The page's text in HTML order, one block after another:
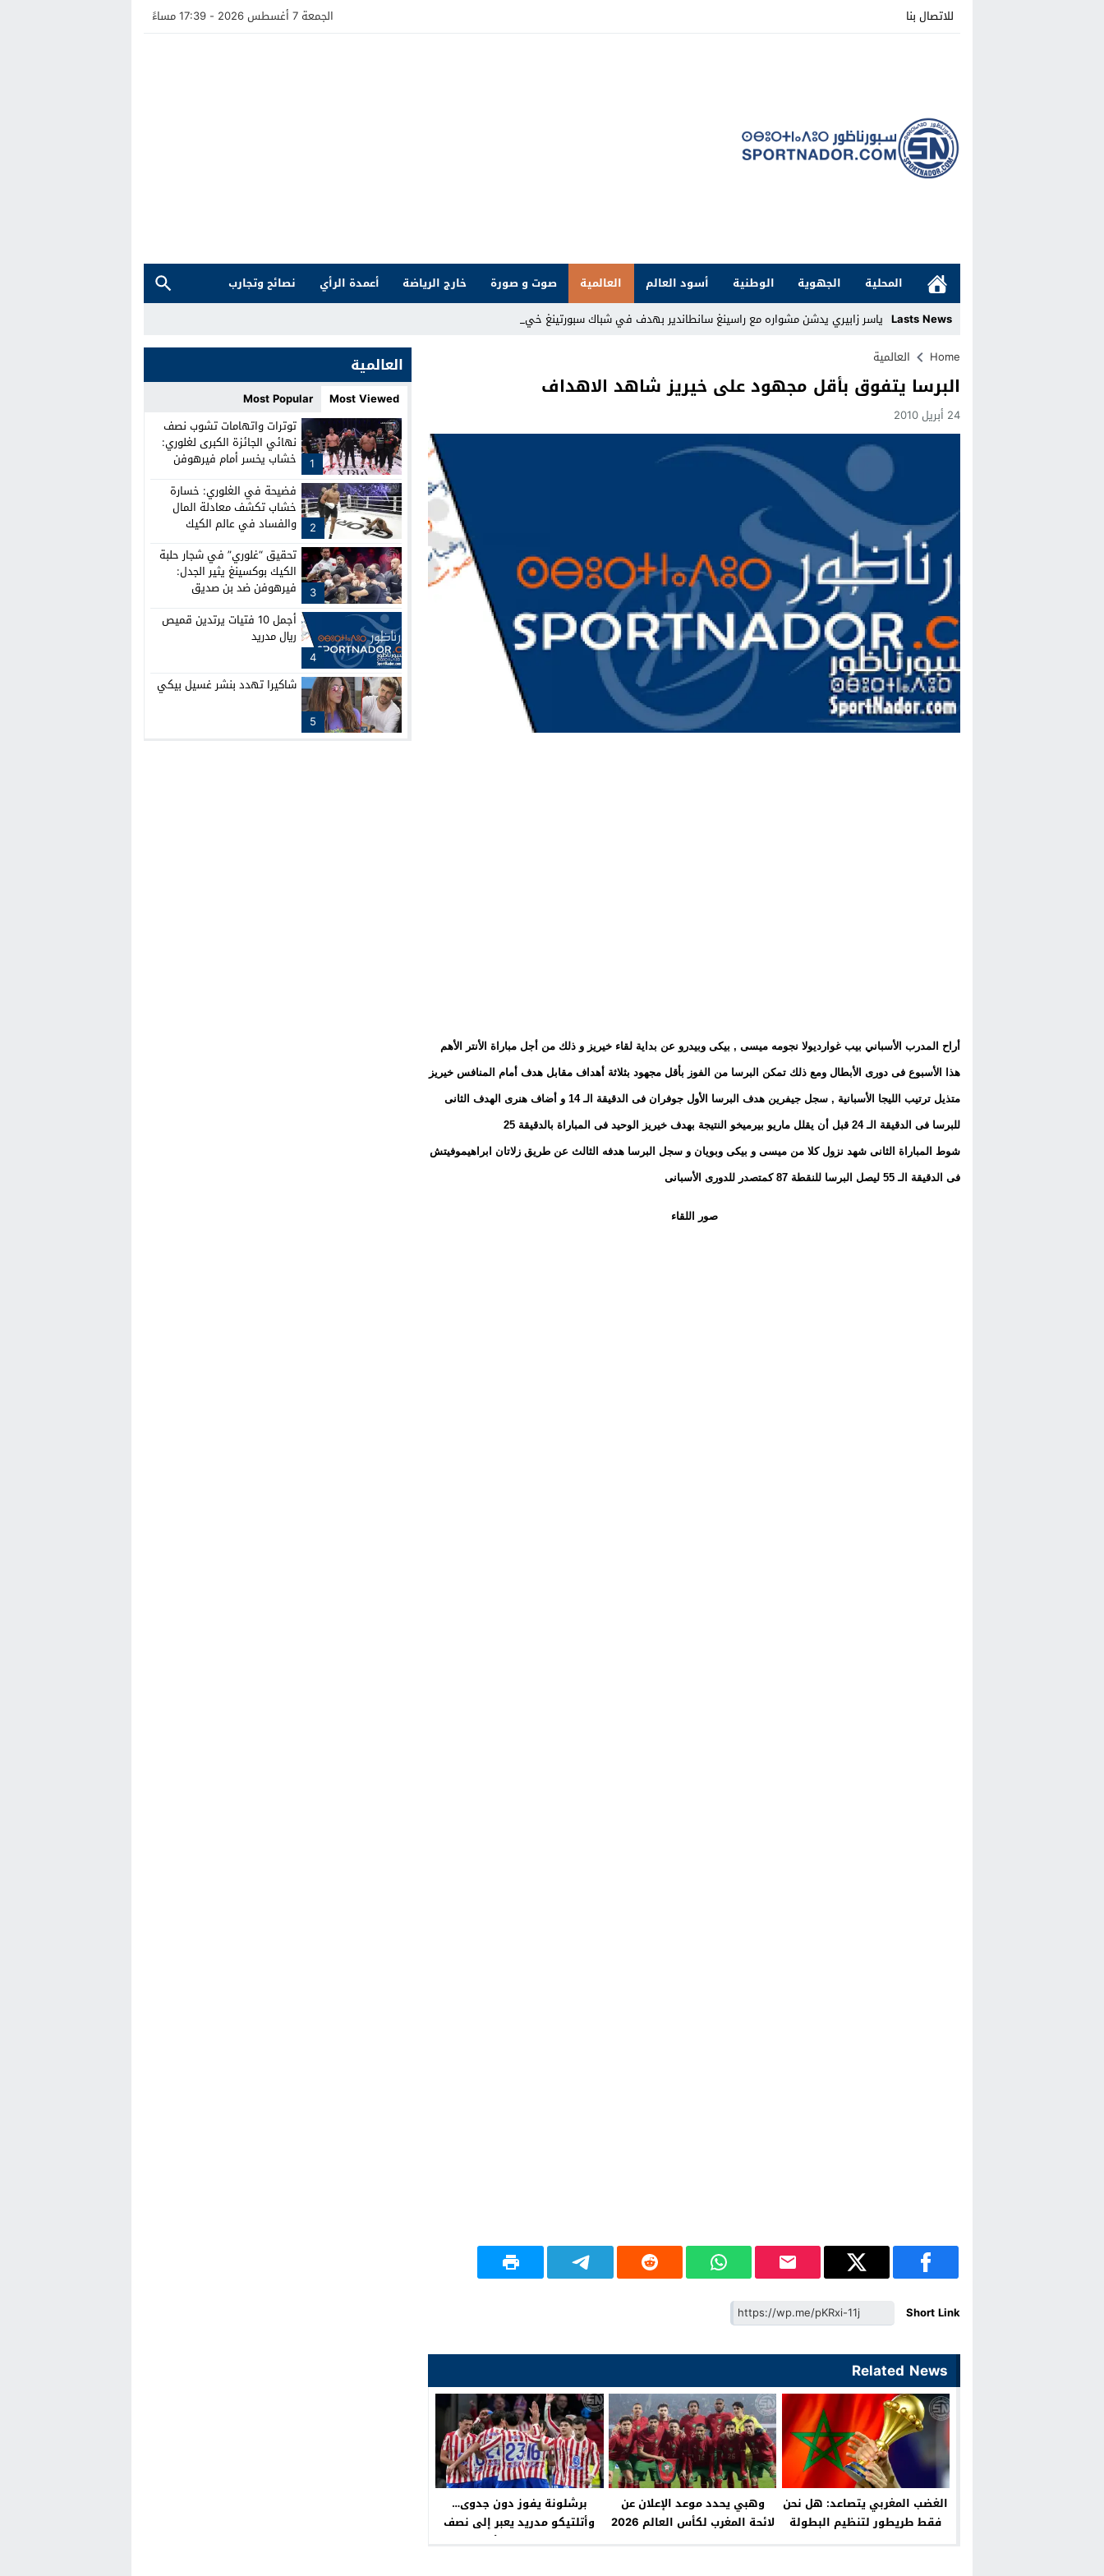
للاتصال بنا الجمعة 7 أغسطس 2026 - 17:39 مساءً
المحلية الجهوية الوطنية أسود العالم العالمية صوت و صورة خارج الرياضة أعمدة الرأي
نصائح وتجارب
Lasts News ياسر زابيري يدشن مشواره مع راسينغ سانطاندير بهدف في شباك سبورتينغ خيخون
Stop
Previous
Home العالمية
البرسا يتفوق بأقل مجهود على خيريز شاهد الاهداف
24 أبريل 2010
أراح المدرب الأسباني بيب غوارديولا نجومه ميسى , بيكى وبيدرو عن بداية لقاء خيريز و ذلك من أجل مباراة الأنتر الأهم
هذا الأسبوع فى دورى الأبطال ومع ذلك تمكن البرسا من الفوز بأقل مجهود بثلاثة أهداف مقابل هدف أمام المنافس خيريز
متذيل ترتيب الليجا الأسبانية , سجل جيفرين هدف البرسا الأول جوفران فى الدقيقة الـ 14 و أضاف هنرى الهدف الثانى
للبرسا فى الدقيقة الـ 24 قبل أن يقلل ماريو بيرميخو النتيجة بهدف خيريز الوحيد فى المباراة بالدقيقة 25
شوط المباراة الثانى شهد نزول كلا من ميسى و بيكى وبويان و سجل البرسا هدفه الثالث عن طريق زلاتان ابراهيموفيتش
فى الدقيقة الـ 55 ليصل البرسا للنقطة 87 كمتصدر للدورى الأسبانى
صور اللقاء
Short Link
Related News
الغضب المغربي يتصاعد: هل نحن
فقط طريطور لتنظيم البطولة
وهبي يحدد موعد الإعلان عن
لائحة المغرب لكأس العالم 2026
برشلونة يفوز دون جدوى…
وأتلتيكو مدريد يعبر إلى نصف
نهائي دوري الأبطال
العالمية
Most Viewed
Most Popular
1
توترات واتهامات تشوب نصف
نهائي الجائزة الكبرى لغلوري:
خشاب يخسر أمام فيرهوفن
2
فضيحة في الغلوري: خسارة
خشاب تكشف معادلة المال
والفساد في عالم الكيك
3
تحقيق “غلوري” في شجار حلبة
الكيك بوكسينغ يثير الجدل:
فيرهوفن ضد بن صديق
4
أجمل 10 فتيات يرتدين قميص
ريال مدريد
5
شاكيرا تهدد بنشر غسيل بيكي